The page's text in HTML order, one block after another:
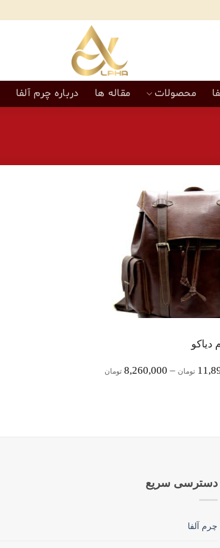
محصولات مقاله ها درباره چرم آلفا
افزودن
علاقه
مندی‌ها
دیاکو
تومان –
8,260,000 تومانPrice
دسترسی سریع
چرم آلفا